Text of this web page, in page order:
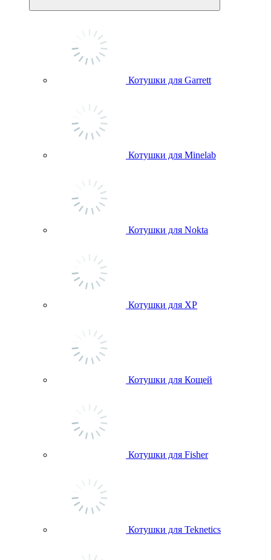
Котушки для Garrett
Котушки для Minelab
Котушки для Nokta
Котушки для ХР
Котушки для Кощей
Котушки для Fisher
Котушки для Teknetics